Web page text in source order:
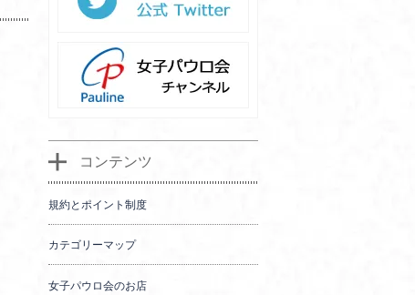
コンテンツ
規約とポイント制度
カテゴリーマップ
女子パウロ会のお店